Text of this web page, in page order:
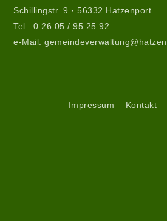
Schillingstr. 9 · 56332 Hatzenport
Tel.:0 26 05 / 95 25 92
e-Mail:
Impressum Kontakt